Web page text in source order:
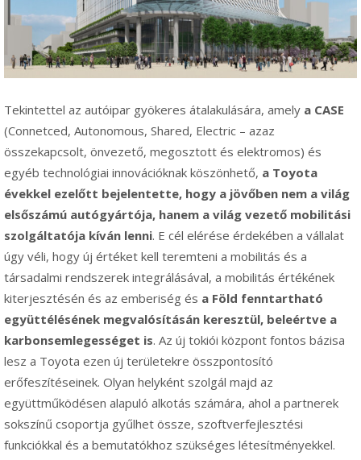
Tekintettel az autóipar gyökeres átalakulására, amely a CASE
(Connetced, Autonomous, Shared, Electric – azaz
összekapcsolt, önvezető, megosztott és elektromos) és
egyéb technológiai innovációknak köszönhető, a Toyota
évekkel ezelőtt bejelentette, hogy a jövőben nem a világ
elsőszámú autógyártója, hanem a világ vezető mobilitási
szolgáltatója kíván lenni. E cél elérése érdekében a vállalat
úgy véli, hogy új értéket kell teremteni a mobilitás és a
társadalmi rendszerek integrálásával, a mobilitás értékének
kiterjesztésén és az emberiség és a Föld fenntartható
együttélésének megvalósításán keresztül, beleértve a
karbonsemlegességet is. Az új tokiói központ fontos bázisa
lesz a Toyota ezen új területekre összpontosító
erőfeszítéseinek. Olyan helyként szolgál majd az
együttműködésen alapuló alkotás számára, ahol a partnerek
sokszínű csoportja gyűlhet össze, szoftverfejlesztési
funkciókkal és a bemutatókhoz szükséges létesítményekkel.